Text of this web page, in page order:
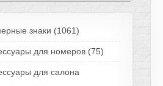
знаки (1061)
для номеров (75)
для салона